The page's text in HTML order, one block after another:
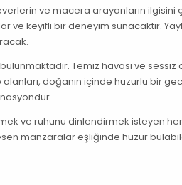
ve macera arayanların ilgisini
keyifli bir deneyim sunacaktır.
Temiz havası ve
doğanın içinde huzurlu bir
ve ruhunu dinlendirmek isteyen
manzaralar eşliğinde huzur